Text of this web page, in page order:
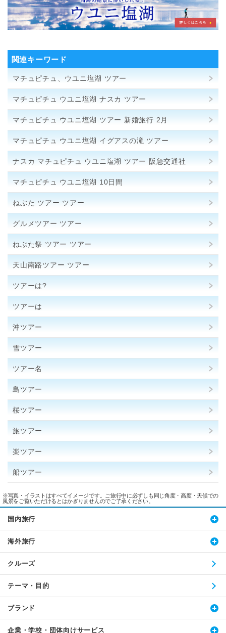
関連キーワード
マチュピチュ、ウユニ塩湖 ツアー
マチュピチュ ウユニ塩湖 ナスカ ツアー
マチュピチュ ウユニ塩湖 ツアー 新婚旅行 2月
マチュピチュ ウユニ塩湖 イグアスの滝 ツアー
ナスカ マチュピチュ ウユニ塩湖 ツアー 阪急交通社
マチュピチュ ウユニ塩湖 10日間
ねぶた ツアー ツアー
グルメツアー ツアー
ねぶた祭 ツアー ツアー
天山南路ツアー ツアー
ツアーは?
ツアーは
沖ツアー
雪ツアー
ツアー名
島ツアー
桜ツアー
旅ツアー
楽ツアー
船ツアー
※写真・イラストはすべてイメージです。ご旅行中に必ずしも同じ角度・高度・天候での
風景をご覧いただけるとはかぎりませんのでご了承ください。
国内旅行
海外旅行
クルーズ
テーマ・目的
ブランド
企業・学校・団体向けサービス